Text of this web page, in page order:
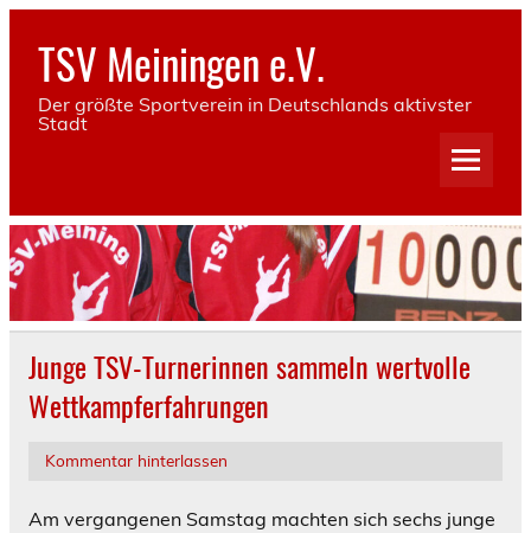
Skip
contentTSV Meiningen e.V.
Der größte Sportverein in Deutschlands aktivster
Stadt
Junge TSV-Turnerinnen sammeln wertvolle
Wettkampferfahrungen
Kommentar hinterlassen
Am vergangenen Samstag machten sich sechs junge